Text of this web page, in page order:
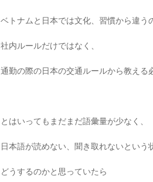
ベトナムと日本では文化、習慣から違う
社内ルールだけではなく、
通勤の際の日本の交通ルールから教える
とはいってもまだまだ語彙量が少なく、
日本語が読めない、聞き取れないという
どうするのかと思っていたら